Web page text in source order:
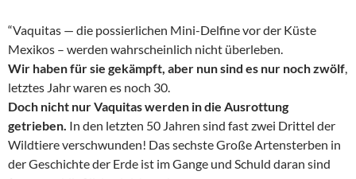
“Vaquitas — die possierlichen Mini-Delfine vor der Küste
Mexikos – werden wahrscheinlich nicht überleben.
Wir haben für sie gekämpft, aber nun sind es nur noch zwölf,
letztes Jahr waren es noch 30.
Doch nicht nur Vaquitas werden in die Ausrottung
getrieben. In den letzten 50 Jahren sind fast zwei Drittel der
Wildtiere verschwunden! Das sechste Große Artensterben in
der Geschichte der Erde ist im Gange und Schuld daran sind